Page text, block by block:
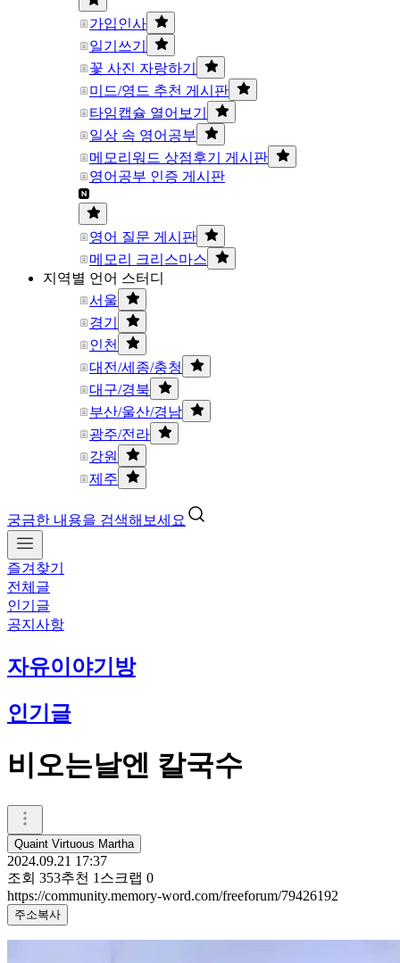
가입인사
일기쓰기
꽃 사진 자랑하기
미드/영드 추천 게시판
타임캡슐 열어보기
일상 속 영어공부
메모리워드 상점후기 게시판
영어공부 인증 게시판
영어 질문 게시판
메모리 크리스마스
지역별 언어 스터디
서울
경기
인천
대전/세종/충청
대구/경북
부산/울산/경남
광주/전라
강원
제주
궁금한 내용을 검색해보세요
즐겨찾기
전체글
인기글
공지사항
자유이야기방
인기글
비오는날엔 칼국수
Quaint Virtuous Martha
2024.09.21 17:37
조회 353추천 1 스크랩 0
https://community.memory-word.com/freeforum/79426192
주소복사